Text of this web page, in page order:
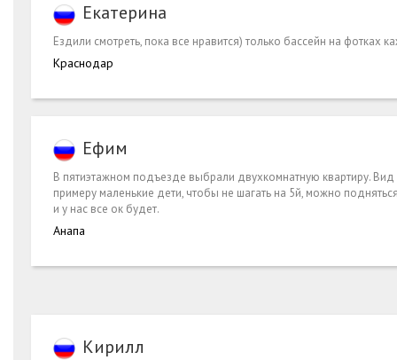
Екатерина
Ездили смотреть, пока все нравится) только бассейн на
Краснодар
Ефим
В пятиэтажном подъезде выбрали двухкомнатную квартиру.
примеру маленькие дети, чтобы не шагать на 5й, можно
и у нас все ок будет.
Анапа
Кирилл